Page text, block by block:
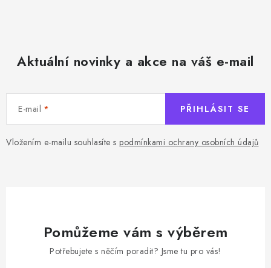
Aktuální novinky a akce na váš e-mail
E-mail
Vložením e-mailu souhlasíte s podmínkami ochrany osobních údajů
PŘIHLÁSIT SE
Pomůžeme vám s výběrem
Potřebujete s něčím poradit? Jsme tu pro vás!